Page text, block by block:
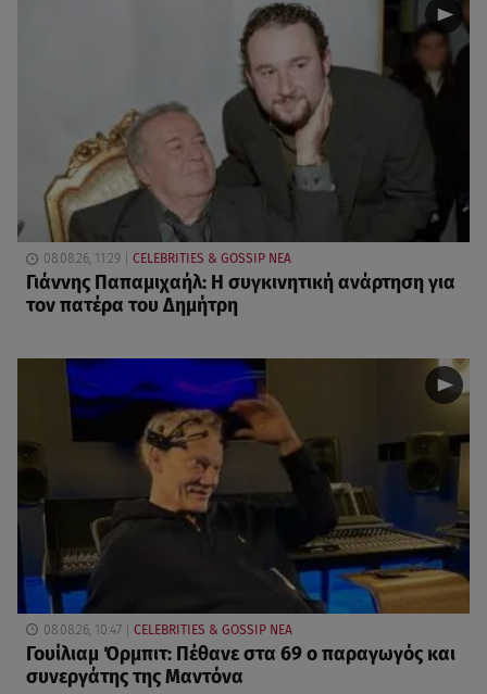
08.08.26, 11:29 CELEBRITIES & GOSSIP ΝΕΑ
Γιάννης Παπαμιχαήλ: Η συγκινητική ανάρτηση για
τον πατέρα του Δημήτρη
08.08.26, 10:47 CELEBRITIES & GOSSIP ΝΕΑ
Γουίλιαμ Όρμπιτ: Πέθανε στα 69 ο παραγωγός και
συνεργάτης της Μαντόνα